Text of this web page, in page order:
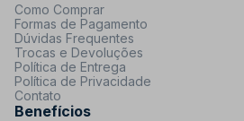
Como Comprar
Formas de Pagamento
Dúvidas Frequentes
Trocas e Devoluções
Política de Entrega
Política de Privacidade
Contato
Benefícios